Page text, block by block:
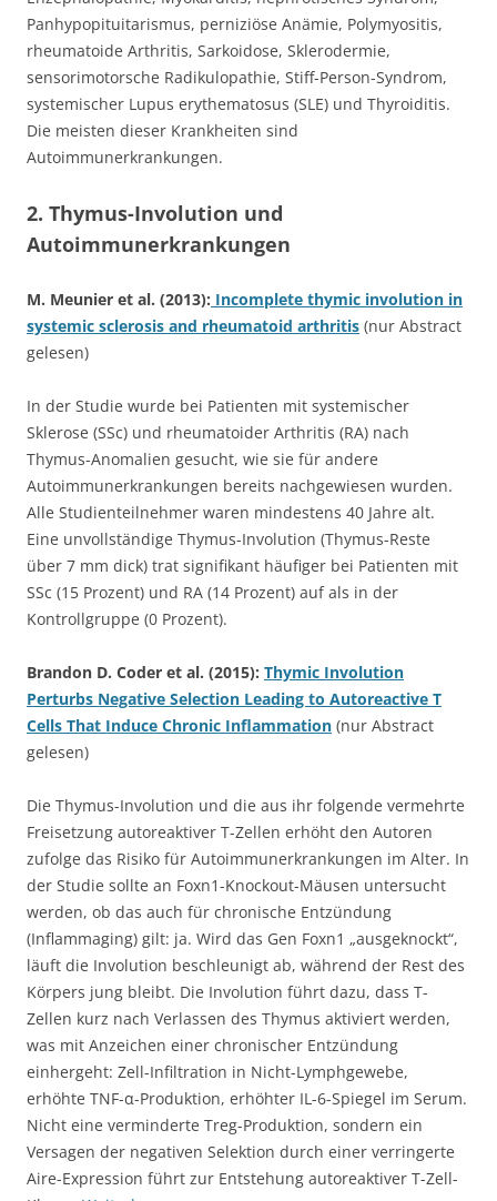
Panhypopituitarismus, perniziöse Anämie, Polymyositis,
rheumatoide Arthritis, Sarkoidose, Sklerodermie,
sensorimotorsche Radikulopathie, Stiff-Person-Syndrom,
systemischer Lupus erythematosus (SLE) und Thyroiditis.
Die meisten dieser Krankheiten sind
Autoimmunerkrankungen.
2. Thymus-Involution und
Autoimmunerkrankungen
M. Meunier et al. (2013): Incomplete thymic involution in
systemic sclerosis and rheumatoid arthritis (nur Abstract
gelesen)
In der Studie wurde bei Patienten mit systemischer
Sklerose (SSc) und rheumatoider Arthritis (RA) nach
Thymus-Anomalien gesucht, wie sie für andere
Autoimmunerkrankungen bereits nachgewiesen wurden.
Alle Studienteilnehmer waren mindestens 40 Jahre alt.
Eine unvollständige Thymus-Involution (Thymus-Reste
über 7 mm dick) trat signifikant häufiger bei Patienten mit
SSc (15 Prozent) und RA (14 Prozent) auf als in der
Kontrollgruppe (0 Prozent).
Brandon D. Coder et al. (2015): Thymic Involution
Perturbs Negative Selection Leading to Autoreactive T
Cells That Induce Chronic Inflammation (nur Abstract
gelesen)
Die Thymus-Involution und die aus ihr folgende vermehrte
Freisetzung autoreaktiver T-Zellen erhöht den Autoren
zufolge das Risiko für Autoimmunerkrankungen im Alter. In
der Studie sollte an Foxn1-Knockout-Mäusen untersucht
werden, ob das auch für chronische Entzündung
(Inflammaging) gilt: ja. Wird das Gen Foxn1 „ausgeknockt“,
läuft die Involution beschleunigt ab, während der Rest des
Körpers jung bleibt. Die Involution führt dazu, dass T-
Zellen kurz nach Verlassen des Thymus aktiviert werden,
was mit Anzeichen einer chronischer Entzündung
einhergeht: Zell-Infiltration in Nicht-Lymphgewebe,
erhöhte TNF-α-Produktion, erhöhter IL-6-Spiegel im Serum.
Nicht eine verminderte Treg-Produktion, sondern ein
Versagen der negativen Selektion durch einer verringerte
Aire-Expression führt zur Entstehung autoreaktiver T-Zell-